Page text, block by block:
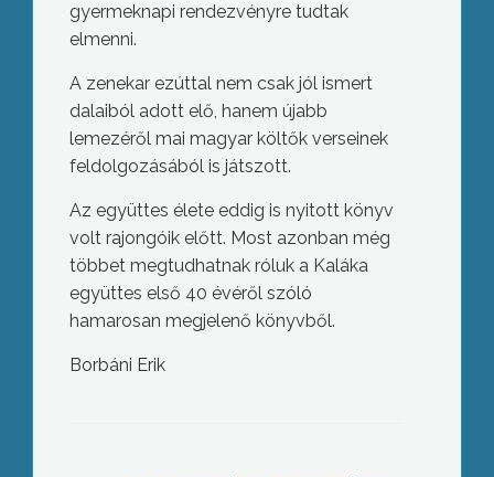
gyermeknapi rendezvényre tudtak
elmenni.
A zenekar ezúttal nem csak jól ismert
dalaiból adott elő, hanem újabb
lemezéről mai magyar költők verseinek
feldolgozásából is játszott.
Az együttes élete eddig is nyitott könyv
volt rajongóik előtt. Most azonban még
többet megtudhatnak róluk a Kaláka
együttes első 40 évéről szóló
hamarosan megjelenő könyvből.
Borbáni Erik